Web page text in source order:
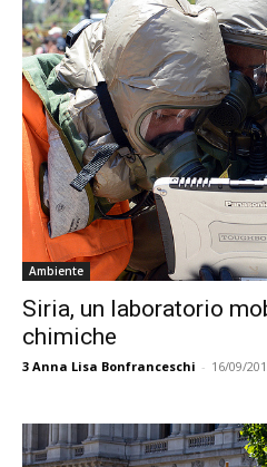
Ambiente
Siria, un laboratorio
chimiche
3 Anna Lisa Bonfranceschi - 16/09/